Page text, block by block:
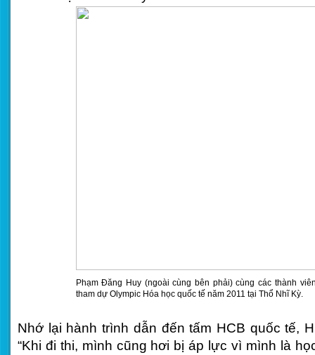
Phạm Đăng Huy (ngoài cùng bên phải) cùng các thành
tham dự Olympic Hóa học quốc tế năm 2011 tại Thổ Nhĩ Kỳ.
Nhớ lại hành trình dẫn đến tấm HCB quốc tế,
“Khi đi thi, mình cũng hơi bị áp lực vì mình là